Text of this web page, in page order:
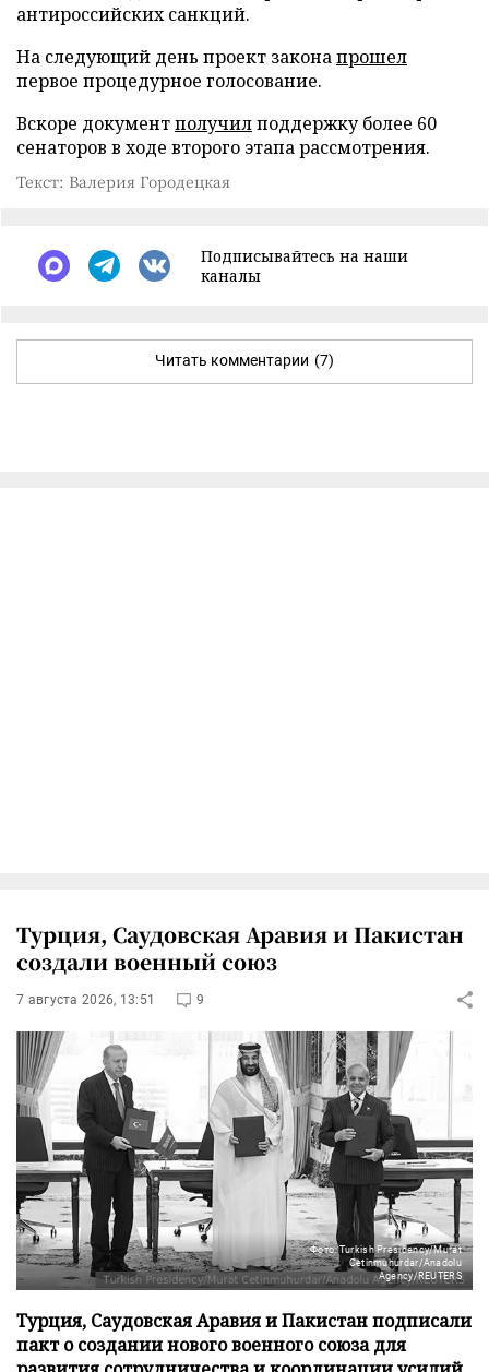
антироссийских санкций.
На следующий день проект законапрошел
первое процедурное голосование.
Вскоре документполучилподдержку более 60
сенаторов в ходе второго этапа рассмотрения.
Текст: Валерия Городецкая
Подписывайтесь на наши
каналы
Читать комментарии (7)
Турция, Саудовская Аравия и Пакистан
создали военный союз
7 августа 2026, 13:51 9
Фото: Turkish Presidency/Murat
Cetinmuhurdar/Anadolu
Agency/REUTERS
Турция, Саудовская Аравия и Пакистан подписали
пакт о создании нового военного союза для